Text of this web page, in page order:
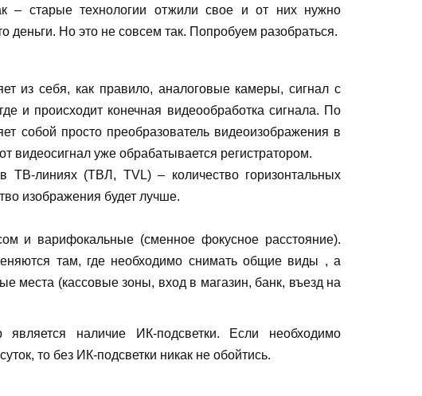
– старые технологии отжили свое и от них нужно
деньги. Но это не совсем так. Попробуем разобраться.
из себя, как правило, аналоговые камеры, сигнал с
и происходит конечная видеообработка сигнала. По
собой просто преобразователь видеоизображения в
видеосигнал уже обрабатывается регистратором.
ТВ-линиях (ТВЛ, TVL) – количество горизонтальных
изображения будет лучше.
и варифокальные (сменное фокусное расстояние).
там, где необходимо снимать общие виды , а
места (кассовые зоны, вход в магазин, банк, въезд на
наличие ИК-подсветки. Если необходимо
то без ИК-подсветки никак не обойтись.